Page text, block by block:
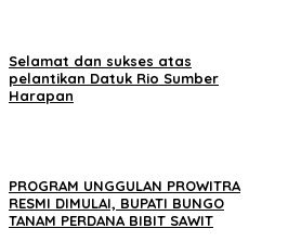
Selamat dan sukses atas
pelantikan Datuk Rio Sumber
Harapan
PROGRAM UNGGULAN PROWITRA
RESMI DIMULAI, BUPATI BUNGO
TANAM PERDANA BIBIT SAWIT